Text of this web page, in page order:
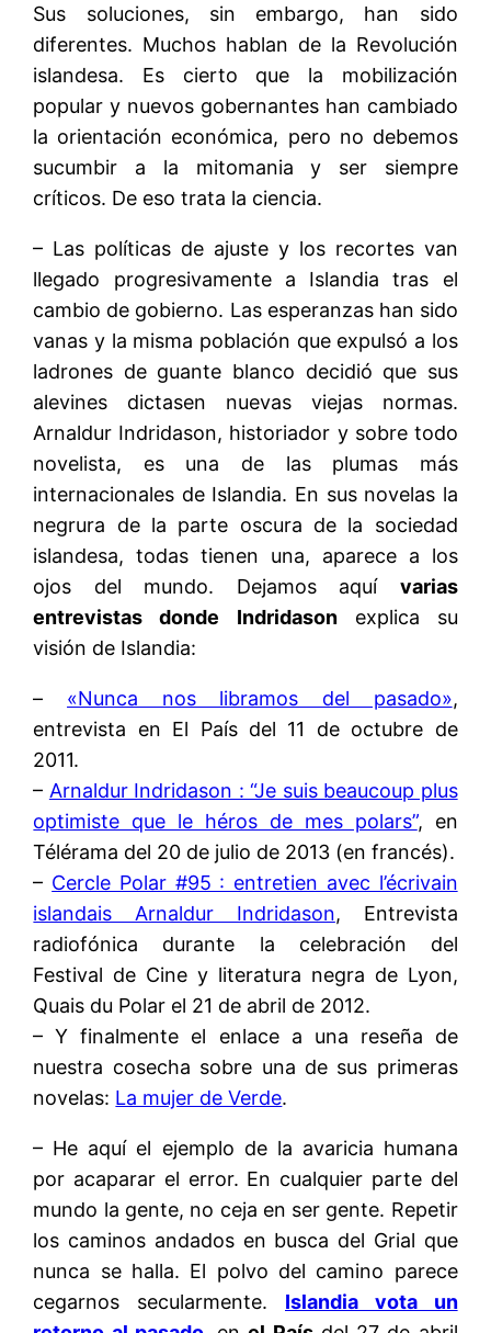
Sus soluciones, sin embargo, han sido
diferentes. Muchos hablan de la Revolución
islandesa. Es cierto que la mobilización
popular y nuevos gobernantes han cambiado
la orientación económica, pero no debemos
sucumbir a la mitomania y ser siempre
críticos. De eso trata la ciencia.
– Las políticas de ajuste y los recortes van
llegado progresivamente a Islandia tras el
cambio de gobierno. Las esperanzas han sido
vanas y la misma población que expulsó a los
ladrones de guante blanco decidió que sus
alevines dictasen nuevas viejas normas.
Arnaldur Indridason, historiador y sobre todo
novelista, es una de las plumas más
internacionales de Islandia. En sus novelas la
negrura de la parte oscura de la sociedad
islandesa, todas tienen una, aparece a los
ojos del mundo. Dejamos aquí varias
entrevistas donde Indridasonexplica su
visión de Islandia:
– «Nunca nos libramos del pasado»,
entrevista en El País del 11 de octubre de
2011.
– Arnaldur Indridason : “Je suis beaucoup plus
optimiste que le héros de mes polars”, en
Télérama del 20 de julio de 2013 (en francés).
– Cercle Polar #95 : entretien avec l’écrivain
islandais Arnaldur Indridason, Entrevista
radiofónica durante la celebración del
Festival de Cine y literatura negra de Lyon,
Quais du Polar el 21 de abril de 2012.
– Y finalmente el enlace a una reseña de
nuestra cosecha sobre una de sus primeras
novelas: La mujer de Verde.
– He aquí el ejemplo de la avaricia humana
por acaparar el error. En cualquier parte del
mundo la gente, no ceja en ser gente. Repetir
los caminos andados en busca del Grial que
nunca se halla. El polvo del camino parece
cegarnos secularmente. Islandia vota un